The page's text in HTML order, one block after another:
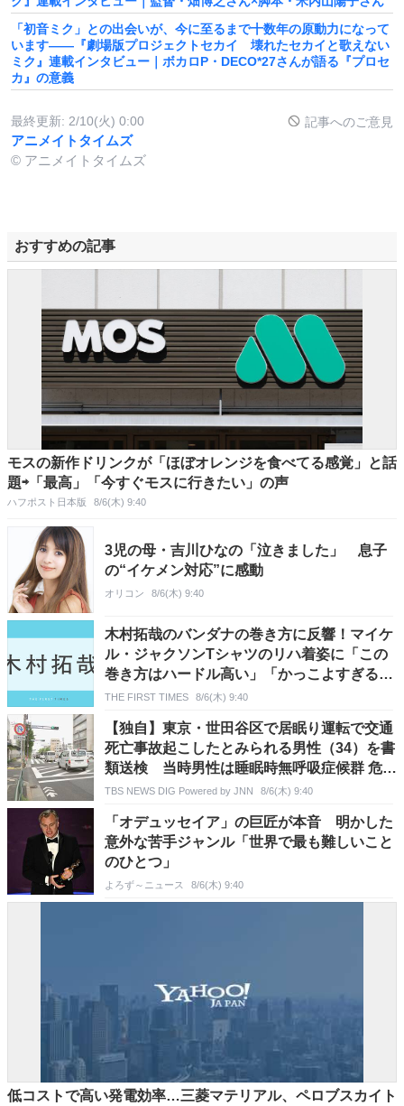
「初音ミク」との出会いが、今に至るまで十数年の原動力になって
います――『劇場版プロジェクトセカイ 壊れたセカイと歌えない
ミク』連載インタビュー｜ボカロP・DECO*27さんが語る『プロセ
カ』の意義
最終更新: 2/10(火) 0:00 記事へのご意見
アニメイトタイムズ
© アニメイトタイムズ
おすすめの記事
モスの新作ドリンクが「ほぼオレンジを食べてる感覚」と話
題⇨「最高」「今すぐモスに行きたい」の声
ハフポスト日本版 8/6(木) 9:40
3児の母・吉川ひなの「泣きました」 息子
の“イケメン対応”に感動
オリコン 8/6(木) 9:40
木村拓哉のバンダナの巻き方に反響！マイケ
ル・ジャクソンTシャツのリハ着姿に「この
巻き方はハードル高い」「かっこよすぎる」
の声
THE FIRST TIMES 8/6(木) 9:40
【独自】東京・世田谷区で居眠り運転で交通
死亡事故起こしたとみられる男性（34）を書
類送検 当時男性は睡眠時無呼吸症候群 危険
運転致死疑いでも捜査
TBS NEWS DIG Powered by JNN 8/6(木) 9:40
「オデュッセイア」の巨匠が本音 明かした
意外な苦手ジャンル「世界で最も難しいこと
のひとつ」
よろず～ニュース 8/6(木) 9:40
低コストで高い発電効率…三菱マテリアル、ペロブスカイト